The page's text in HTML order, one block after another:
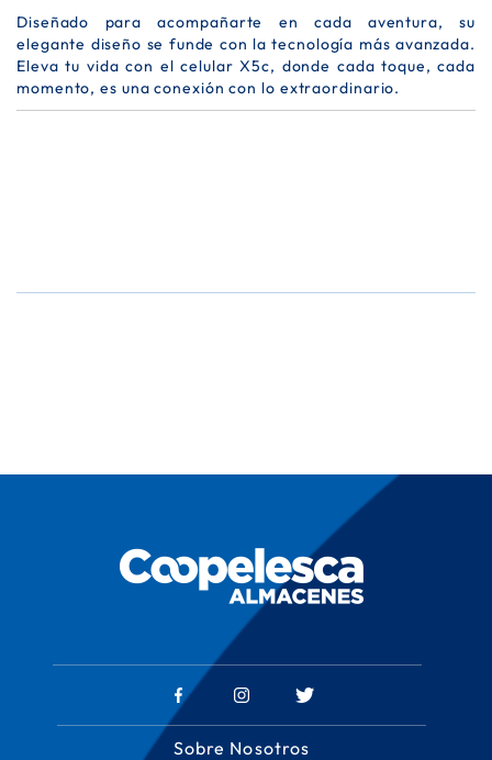
Diseñado para acompañarte en cada aventura, su
elegante diseño se funde con la tecnología más avanzada.
Eleva tu vida con el celular X5c, donde cada toque, cada
momento, es una conexión con lo extraordinario.
Sobre Nosotros